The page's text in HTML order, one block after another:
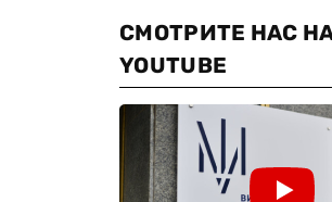
СМОТРИТЕ НАС
YOUTUBE